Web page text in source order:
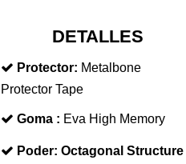
DETALLES
Protector: Metalbone
Protector Tape
Goma : Eva High Memory
Poder: Octagonal Structure